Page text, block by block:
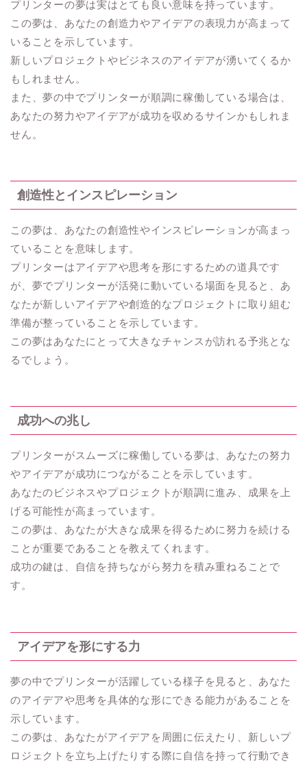
プリンターの夢は実はとても良い意味を持っています。
この夢は、あなたの創造力やアイデアの表現力が高まって
いることを示しています。
新しいプロジェクトやビジネスのアイデアが湧いてくるか
もしれません。
また、夢の中でプリンターが順調に稼働している場合は、
あなたの努力やアイデアが成功を収めるサインかもしれま
せん。
創造性とインスピレーション
この夢は、あなたの創造性やインスピレーションが高まっ
ていることを意味します。
プリンターはアイデアや思考を形にするための道具です
が、夢でプリンターが活発に動いている場面を見ると、あ
なたが新しいアイデアや創造的なプロジェクトに取り組む
準備が整っていることを示しています。
この夢はあなたにとって大きなチャンスが訪れる予兆とな
るでしょう。
成功への兆し
プリンターがスムーズに稼働している夢は、あなたの努力
やアイデアが成功につながることを示しています。
あなたのビジネスやプロジェクトが順調に進み、成果を上
げる可能性が高まっています。
この夢は、あなたが大きな成果を得るために努力を続ける
ことが重要であることを教えてくれます。
成功の鍵は、自信を持ちながら努力を積み重ねることで
す。
アイデアを形にする力
夢の中でプリンターが活躍している様子を見ると、あなた
のアイデアや思考を具体的な形にできる能力があることを
示しています。
この夢は、あなたがアイデアを周囲に伝えたり、新しいプ
ロジェクトを立ち上げたりする際に自信を持って行動でき